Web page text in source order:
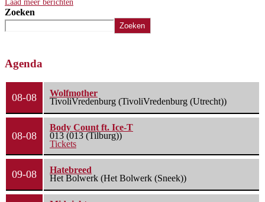
Laad meer berichten
Zoeken
Zoeken
Agenda
08-08
Wolfmother
TivoliVredenburg (TivoliVredenburg (Utrecht))
08-08
Body Count ft. Ice-T
013 (013 (Tilburg))
Tickets
09-08
Hatebreed
Het Bolwerk (Het Bolwerk (Sneek))